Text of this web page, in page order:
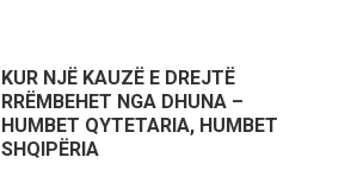
KUR NJË KAUZË E DREJTË
RRËMBEHET NGA DHUNA –
HUMBET QYTETARIA, HUMBET
SHQIPËRIA